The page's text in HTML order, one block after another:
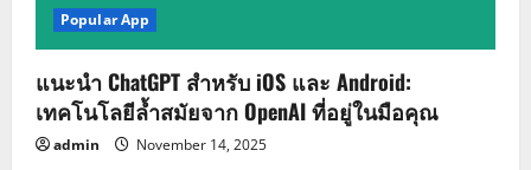
Popular App
แนะนำ ChatGPT สำหรับ iOS และ Android:
เทคโนโลยีล้ำสมัยจาก OpenAI ที่อยู่ในมือคุณ
admin November 14, 2025